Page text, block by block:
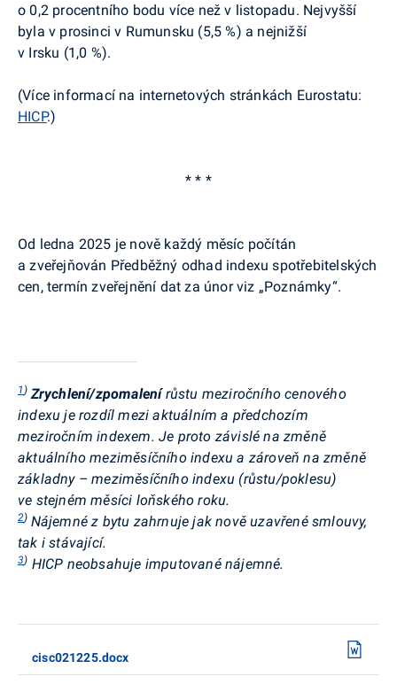
o 0,2 procentního bodu více než v listopadu. Nejvyšší
byla v prosinci v Rumunsku (5,5 %) a nejnižší
v Irsku (1,0 %).
(Více informací na internetových stránkách Eurostatu:
HICP.)
* * *
Od ledna 2025 je nově každý měsíc počítán
a zveřejňován Předběžný odhad indexu spotřebitelských
cen, termín zveřejnění dat za únor viz „Poznámky“.
1 ) Zrychlení/zpomalenírůstu meziročního cenového
indexu je rozdíl mezi aktuálním a předchozím
meziročním indexem. Je proto závislé na změně
aktuálního meziměsíčního indexu a zároveň na změně
základny – meziměsíčního indexu (růstu/poklesu)
ve stejném měsíci loňského roku.
2) Nájemné z bytu zahrnuje jak nově uzavřené smlouvy,
tak i stávající.
3) HICP neobsahuje imputované nájemné.
cisc021225.docx